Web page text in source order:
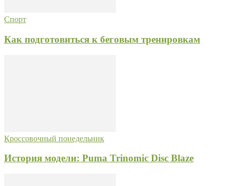
Спорт
Как подготовиться к беговым тренировкам
Кроссовочный понедельник
История модели: Puma Trinomic Disc Blaze